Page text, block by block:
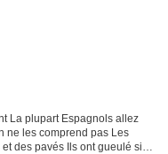
La plupart Espagnols allez
ne les comprend pas Les
des pavés Ils ont gueulé si